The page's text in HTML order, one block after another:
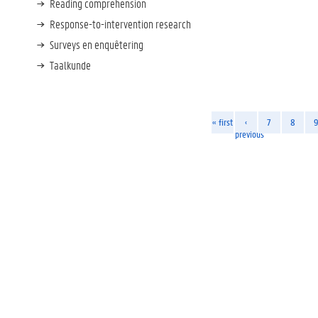
Reading comprehension
Response-to-intervention research
Surveys en enquêtering
Taalkunde
« first
‹
previous
7 8 9